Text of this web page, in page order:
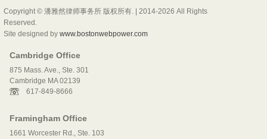
Copyright © 潘雅然律师事务所 版权所有. | 2014-2026 All Rights
Reserved.
Site designed by www.bostonwebpower.com
Cambridge Office
875 Mass. Ave., Ste. 301
Cambridge MA 02139
617-849-8666
Framingham Office
1661 Worcester Rd., Ste. 103